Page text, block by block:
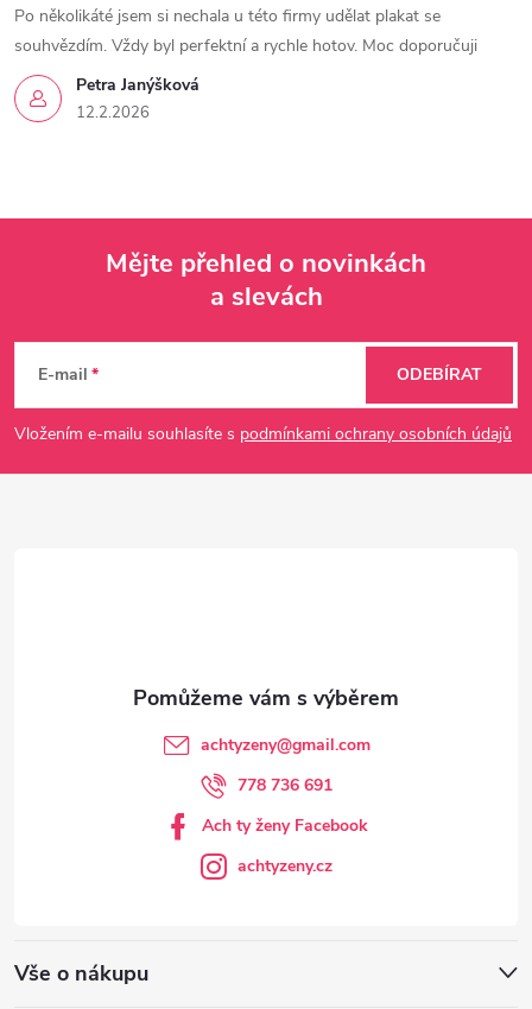
Petra Janýšková
12.2.2026
Po několikáté jsem si nechala u této firmy udělat plakat se
souhvězdím. Vždy byl perfektní a rychle hotov. Moc doporučuji
p
a
Mějte přehled o novinkách
a slevách
E-mail
Vložením e-mailu souhlasíte s podmínkami ochrany osobních údajů
ODEBÍRAT
Vše o nákupu
achtyzeny@gmail.com
778 736 691
Ach ty ženy Facebook
achtyzeny.cz